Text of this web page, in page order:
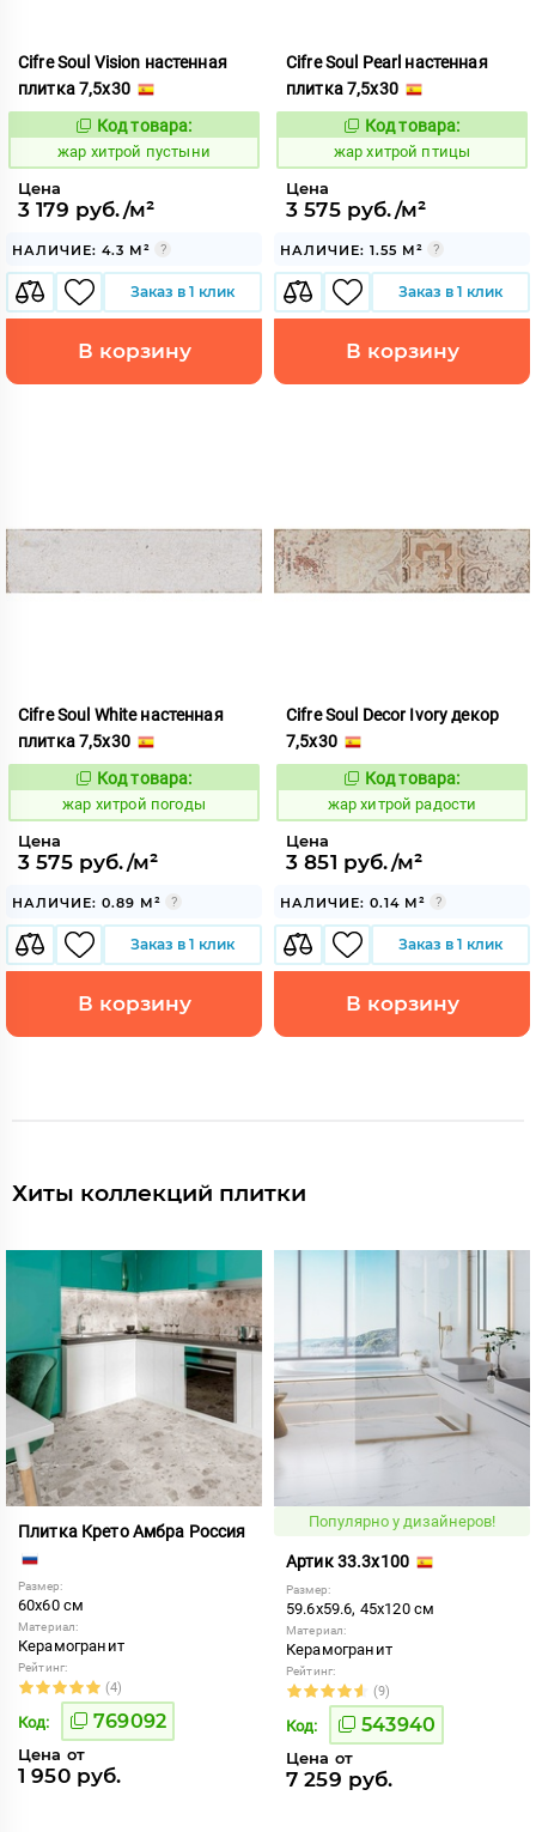
Cifre Soul Vision настенная
плитка 7,5x30
373450
Код товара:
жар хитрой пустыни
Цена
3 179 руб./м²
НАЛИЧИЕ: 4.3 М²
Заказ в 1 клик
В корзину
Cifre Soul Pearl настенная
плитка 7,5x30
373448
Код товара:
жар хитрой птицы
Цена
3 575 руб./м²
НАЛИЧИЕ: 1.55 М²
Заказ в 1 клик
В корзину
Cifre Soul White настенная
плитка 7,5x30
373446
Код товара:
жар хитрой погоды
Цена
3 575 руб./м²
НАЛИЧИЕ: 0.89 М²
Заказ в 1 клик
В корзину
Cifre Soul Decor Ivory декор
7,5x30
373452
Код товара:
жар хитрой радости
Цена
3 851 руб./м²
НАЛИЧИЕ: 0.14 М²
Заказ в 1 клик
В корзину
Хиты коллекций плитки
Плитка Крето Амбра Россия
Размер:
60x60 см
Материал:
Керамогранит
Рейтинг:
(4)
Код: 769092
Цена от
1 950 руб.
Популярно у дизайнеров!
Артик 33.3x100
Размер:
59.6x59.6, 45x120 см
Материал:
Керамогранит
Рейтинг:
(9)
Код: 543940
Цена от
7 259 руб.